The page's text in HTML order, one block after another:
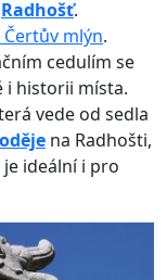
Radhošť.
Čertův mlýn.
cedulím se
i historii místa.
vede od sedla
na Radhošti,
ideální i pro